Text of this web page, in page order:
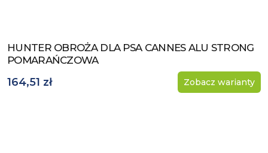
Zobacz produkt
HUNTER OBROŻA DLA PSA CANNES ALU STRONG
POMARAŃCZOWA
164,51 zł Zobacz warianty